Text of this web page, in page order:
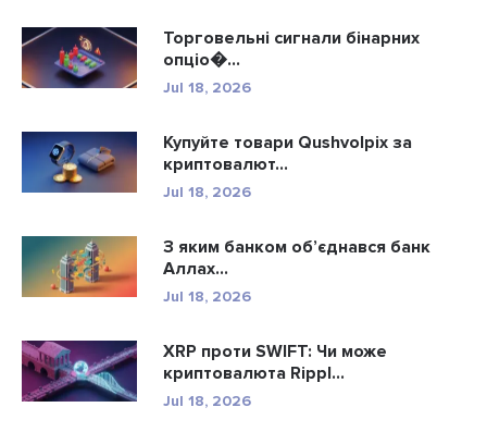
Торговельні сигнали бінарних
опціо�...
Jul 18, 2026
Купуйте товари Qushvolpix за
криптовалют...
Jul 18, 2026
З яким банком об’єднався банк
Аллах...
Jul 18, 2026
XRP проти SWIFT: Чи може
криптовалюта Rippl...
Jul 18, 2026